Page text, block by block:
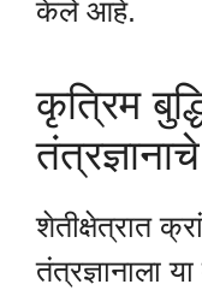
केले आहे.
कृत्रिम
शेतीक्षेत्रात
तंत्रज्ञानाला